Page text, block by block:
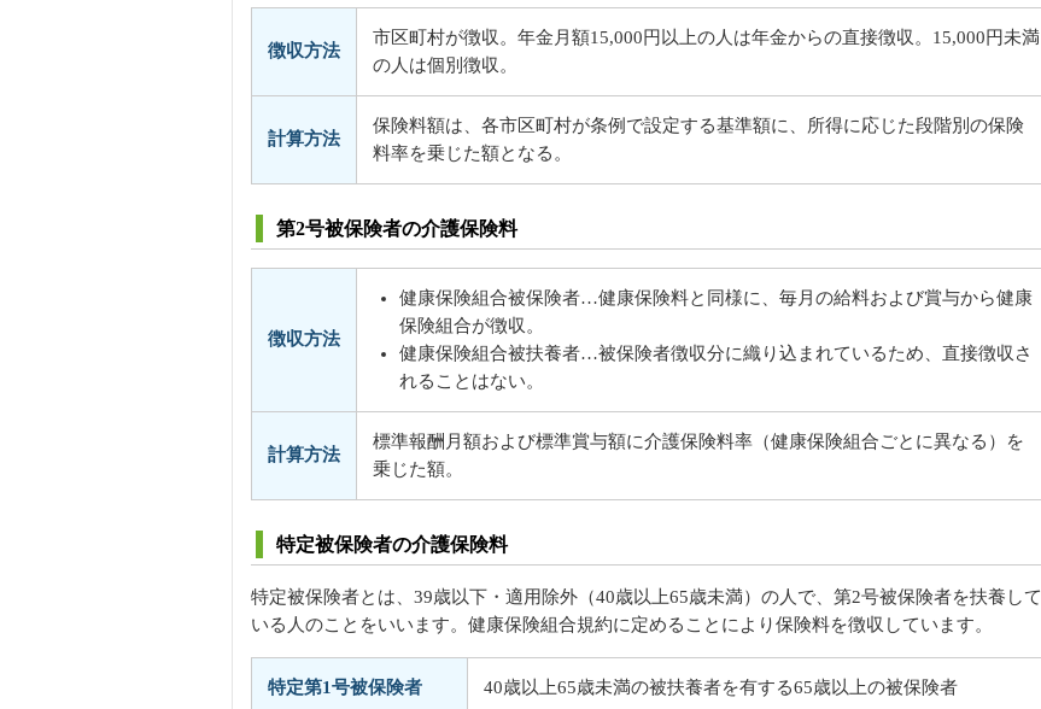
徴収方法
市区町村が徴収。年金月額15,000円以上の人は年金からの直接徴収。15,000円未満
の人は個別徴収。
計算方法
保険料額は、各市区町村が条例で設定する基準額に、所得に応じた段階別の保険
料率を乗じた額となる。
第2号被保険者の介護保険料
徴収方法
健康保険組合被保険者…健康保険料と同様に、毎月の給料および賞与から健康
保険組合が徴収。
健康保険組合被扶養者…被保険者徴収分に織り込まれているため、直接徴収さ
れることはない。
計算方法
標準報酬月額および標準賞与額に介護保険料率（健康保険組合ごとに異なる）を
乗じた額。
特定被保険者の介護保険料
特定被保険者とは、39歳以下・適用除外（40歳以上65歳未満）の人で、第2号被保険者を扶養して
いる人のことをいいます。健康保険組合規約に定めることにより保険料を徴収しています。
特定第1号被保険者 40歳以上65歳未満の被扶養者を有する65歳以上の被保険者